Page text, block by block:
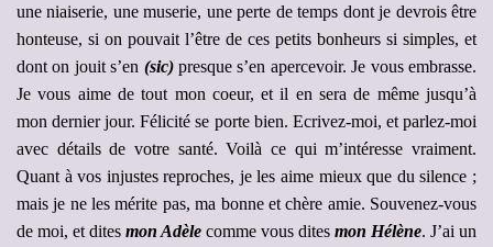
une niaiserie, une muserie, une perte de temps dont je devrois être
honteuse, si on pouvait l’être de ces petits bonheurs si simples, et
dont on jouit s’en (sic)presque s’en apercevoir. Je vous embrasse.
Je vous aime de tout mon coeur, et il en sera de même jusqu’à
mon dernier jour. Félicité se porte bien. Ecrivez-moi, et parlez-moi
avec détails de votre santé. Voilà ce qui m’intéresse vraiment.
Quant à vos injustes reproches, je les aime mieux que du silence ;
mais je ne les mérite pas, ma bonne et chère amie. Souvenez-vous
de moi, et dites mon Adèle comme vous dites mon Hélène. J’ai un